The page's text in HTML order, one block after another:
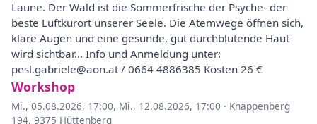
Laune. Der Wald ist die Sommerfrische der Psyche- der
beste Luftkurort unserer Seele. Die Atemwege öffnen sich,
klare Augen und eine gesunde, gut durchblutende Haut
wird sichtbar... Info und Anmeldung unter:
pesl.gabriele@aon.at / 0664 4886385 Kosten 26 €
Workshop
Mi., 05.08.2026, 17:00, Mi., 12.08.2026, 17:00 · Knappenberg
194, 9375 Hüttenberg